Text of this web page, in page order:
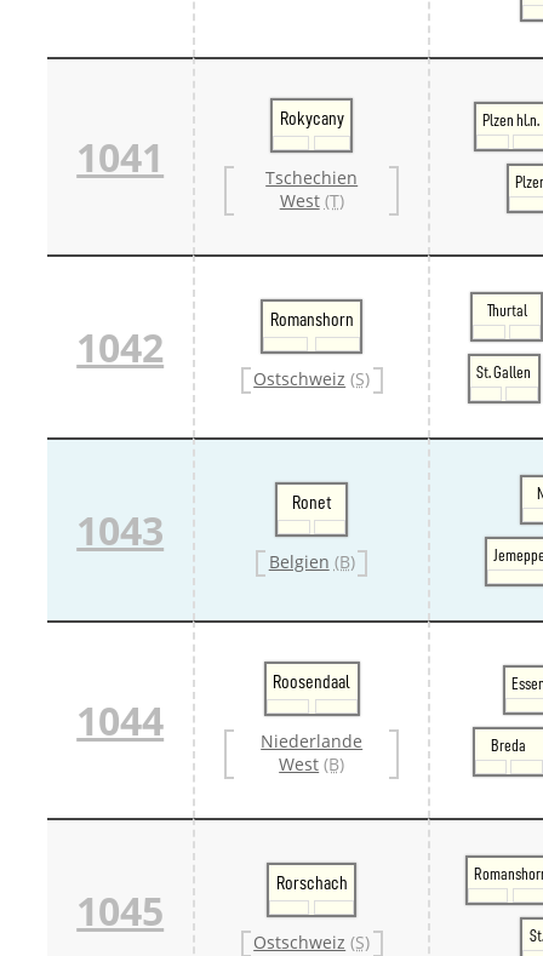
1041
Rokycany
Tschechien
West (T)
Plzen hl.n.
1042
Romanshorn
Ostschweiz (S)
Thurtal
St. Gallen
1043
Ronet
Belgien (B)
1044
Roosendaal
Niederlande
West (B)
Breda
1045
Rorschach
Ostschweiz (S)